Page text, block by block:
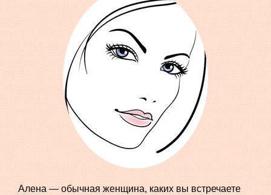
Алена — обычная женщина, каких вы встречаете